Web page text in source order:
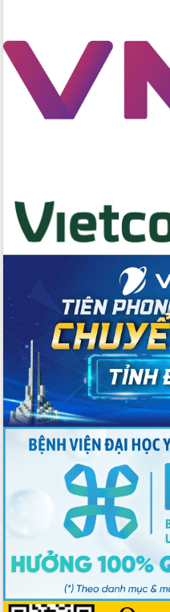
Phó Thủ tướng Chính phủ Mai Văn
Chính chia sẻ, động viên người dân
chịu ảnh hưởng nặng từ bão số 13
Chủ tịch UBND tỉnh kiểm tra công tác
phòng, chống bão số 13 tại các địa
bàn xung yếu
lượng các tiêu chí nông thôn mới
Công bố quyết định của Ban Thường
vụ Tỉnh ủy về công tác cán bộ
Nâng cao trách nhiệm người đứng
đầu, phát huy tinh thần chủ động,
sáng tạo để đảm bảo tiến độ giải ngân
vốn đầu tư công năm 2025
Sở Công Thương đột phá số hóa 100%
thủ tục trực tuyến lấy sự hài lòng của
doanh nghiệp làm thước đo phục vụ
Đảm bảo công tác bầu cử triển khai
đúng tiến độ, quy trình theo luật định
Ban Tuyên giáo và Dân vận Trung ương
tập huấn công tác khoa giáo năm 2025
Đắk Lắk hưởng ứng Ngày Pháp luật
Việt Nam 2025 và biểu dương 25 tập
thể, cá nhân tiêu biểu
Hội nghị lần thứ nhất Ban Chỉ đạo
công tác bầu cử tỉnh Đắk Lắk
Hội nghị UBND tỉnh thường kỳ tháng
10 năm 2025
Kỳ họp chuyên đề lần thứ Ba, HĐND
tỉnh khóa X